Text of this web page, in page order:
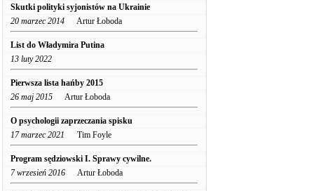
Skutki polityki syjonistów na Ukrainie
20 marzec 2014 Artur Łoboda
List do Władymira Putina
13 luty 2022
Pierwsza lista hańby 2015
26 maj 2015 Artur Łoboda
O psychologii zaprzeczania spisku
17 marzec 2021 Tim Foyle
Program sędziowski I. Sprawy cywilne.
7 wrzesień 2016 Artur Łoboda